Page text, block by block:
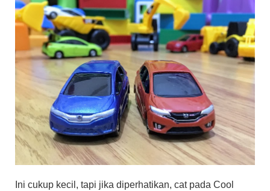
Ini cukup kecil, tapi jika diperhatikan, cat pada Cool